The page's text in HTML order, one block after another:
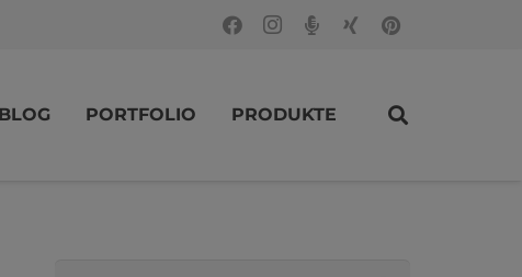
PORTFOLIO PRODUKTE